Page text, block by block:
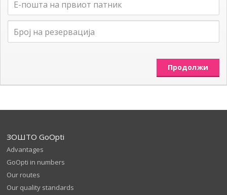
ЗОШТО GoOpti
Advantages
GoOpti in numbers
Our routes
Our quality standards